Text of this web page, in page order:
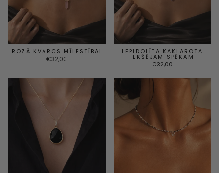
ROZĀ KVARCS MĪLESTĪBAI
€32,00
LEPIDOLĪTA KAKLAROTA
IEKŠĒJAM SPĒKAM
€32,00